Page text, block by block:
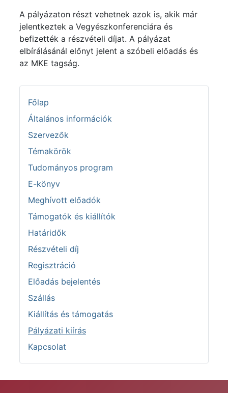
Főlap
Általános információk
Szervezők
Témakörök
Tudományos program
E-könyv
Meghívott előadók
Támogatók és kiállítók
Határidők
Részvételi díj
Regisztráció
Előadás bejelentés
Szállás
Kiállítás és támogatás
Pályázati kiírás
Kapcsolat
A pályázaton részt vehetnek azok is, akik már
jelentkeztek a Vegyészkonferenciára és
befizették a részvételi díjat. A pályázat
elbírálásánál előnyt jelent a szóbeli előadás és
az MKE tagság.